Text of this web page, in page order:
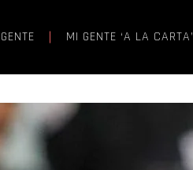
MI GENTE ‘A LA CARTA’